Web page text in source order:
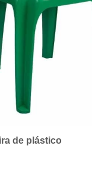
de plástico